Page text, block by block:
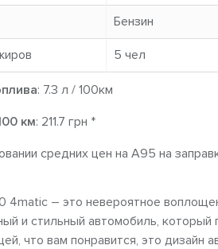
Бензин
5 чел
: 7.3 л / 100км
км: 211.7 грн *
средних цен на A95 на
4matic – это невероятное
и стильный автомобиль,
что вам понравится, это дизайн